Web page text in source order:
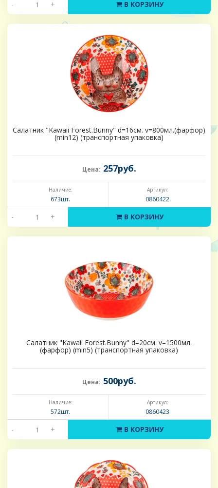
- + В КОРЗИНУ
Салатник "Kawaii Forest.Bunny" d=16см. v=800мл.(фарфор)
(min12) (транспортная упаковка)
Цена: 257руб.
Наличие:
673шт.
Артикул:
0860422
- + В КОРЗИНУ
Салатник "Kawaii Forest.Bunny" d=20см. v=1500мл.
(фарфор) (min5) (транспортная упаковка)
Цена: 500руб.
Наличие:
572шт.
Артикул:
0860423
- + В КОРЗИНУ